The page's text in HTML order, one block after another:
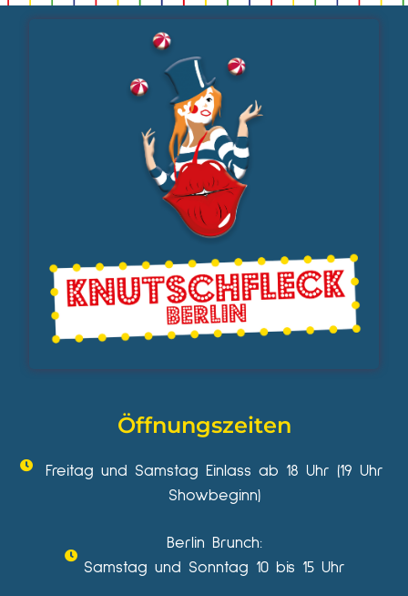
Öffnungszeiten
Freitag und Samstag Einlass ab 18 Uhr (19 Uhr
Showbeginn)
Berlin Brunch:
Samstag und Sonntag 10 bis 15 Uhr